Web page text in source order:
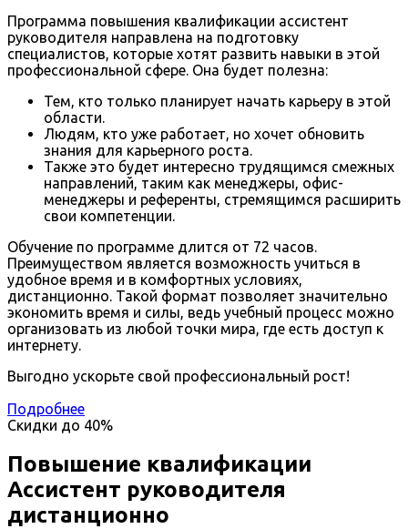
Программа повышения квалификации ассистент
руководителя направлена на подготовку
специалистов, которые хотят развить навыки в этой
профессиональной сфере. Она будет полезна:
Тем, кто только планирует начать карьеру в этой
области.
Людям, кто уже работает, но хочет обновить
знания для карьерного роста.
Также это будет интересно трудящимся смежных
направлений, таким как менеджеры, офис-
менеджеры и референты, стремящимся расширить
свои компетенции.
Обучение по программе длится от 72 часов.
Преимуществом является возможность учиться в
удобное время и в комфортных условиях,
дистанционно. Такой формат позволяет значительно
экономить время и силы, ведь учебный процесс можно
организовать из любой точки мира, где есть доступ к
интернету.
Выгодно ускорьте свой профессиональный рост!
Подробнее
Скидки до 40%
Повышение квалификации
Ассистент руководителя
дистанционно